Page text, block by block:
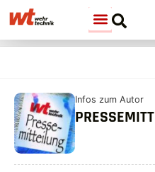
Infos zum Autor